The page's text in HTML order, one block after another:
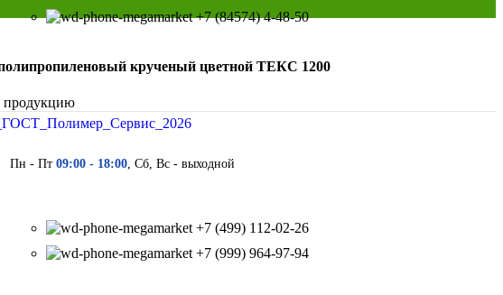
+7 (84574) 4-48-50
Пн - Пт09:00 - 18:00 , Сб, Вс - выходной
+7 (499) 112-02-26
+7 (999) 964-97-94
крученый цветной ТЕКС 1200
продукцию